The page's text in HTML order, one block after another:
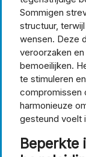
Sommigen
structuur,
wensen. Deze
veroorzaken
bemoeilijken.
te stimuleren
compromissen
harmonieuze
gesteund voelt
Beperkte